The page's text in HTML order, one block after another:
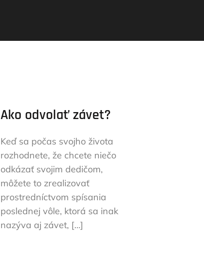
Ako odvolať závet?
Keď sa počas svojho života
rozhodnete, že chcete niečo
odkázať svojim dedičom,
môžete to zrealizovať
prostredníctvom spísania
poslednej vôle, ktorá sa inak
nazýva aj závet, […]